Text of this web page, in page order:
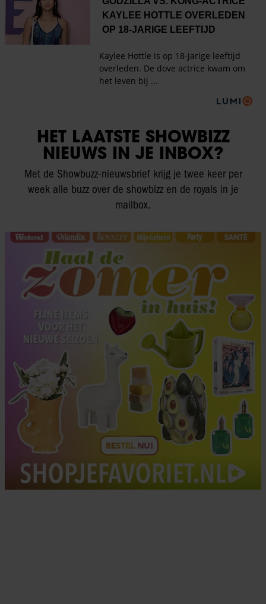
HET LAATSTE SHOWBIZZ
NIEUWS IN JE INBOX?
Met de Showbuzz-nieuwsbrief krijg je twee keer per
week alle buzz over de showbizz en de royals in je
mailbox.